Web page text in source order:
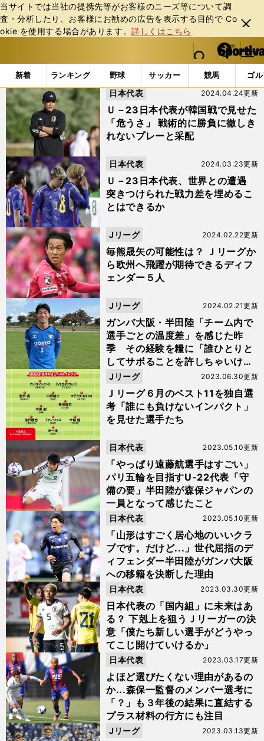
当サイトでは当社の提携先等がお客様のニーズ等について調
査・分析したり、お客様にお勧めの広告を表⽰する⽬的で Co
okie を使⽤する場合があります。詳しくはこちら
閉じ
る
web Sportiva (webスポルティーバ)
検索
マイペ
ー
ジ
メニュ
新着 ランキング 野球 サッカー 競馬 ゴ
b
ス
ポ
ル
テ
ィ
ー
バ
「#半田陸」の最新ニュース・ 情報
Ｕ－23日本代表が韓国戦で見せた
「危うさ」 戦術的に勝負に徹しき
れないプレーと采配
2024.04.24更新
日本代表
Ｕ－23日本代表、世界との遭遇
突きつけられた戦力差を埋めるこ
とはできるか
2024.03.23更新
日本代表
毎熊晟矢の可能性は？ Ｊリーグか
ら欧州へ飛躍が期待できるディフ
ェンダー５人
2024.02.22更新
Jリーグ
ガンバ大阪・半田陸「チーム内で
選手ごとの温度差」を感じた昨
季 その経験を糧に「誰ひとりと
してサボることを許しちゃいけな
い」
2024.02.21更新
Jリーグ
Ｊリーグ６月のベスト11を独自選
考「誰にも負けないインパクト」
を見せた選手たち
2023.06.30更新
Jリーグ
「やっぱり遠藤航選手はすごい」
パリ五輪を目指すU-22代表「守
備の要」半田陸が森保ジャパンの
一員となって感じたこと
2023.05.10更新
日本代表
「山形はすごく居心地のいいクラ
ブです。だけど...」世代屈指のデ
ィフェンダー半田陸がガンバ大阪
への移籍を決断した理由
2023.05.10更新
日本代表
日本代表の「国内組」に未来はあ
る？ 下剋上を狙うＪリーガーの決
意「僕たち新しい選手がどうやっ
てこじ開けていけるか」
2023.03.30更新
日本代表
よほど選びたくない理由があるの
か...森保一監督のメンバー選考に
「？」も３年後の結果に直結する
プラス材料の行方にも注目
2023.03.17更新
日本代表
2023.03.13更新
Jリーグ